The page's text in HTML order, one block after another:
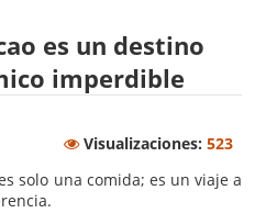
es un destino
imperdible
Visualizaciones: 523
solo una comida; es un viaje a